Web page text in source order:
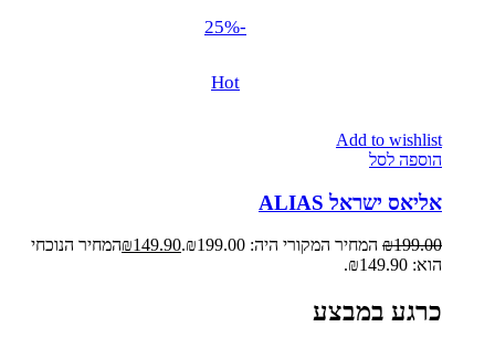
-25%
Hot
Add to wishlist
הוספה לסל
אליאס ישראל ALIAS
₪199.00 המחיר המקורי היה: ₪199.00. ₪149.90
המחיר הנוכחי
הוא: ₪149.90.
כרגע במבצע